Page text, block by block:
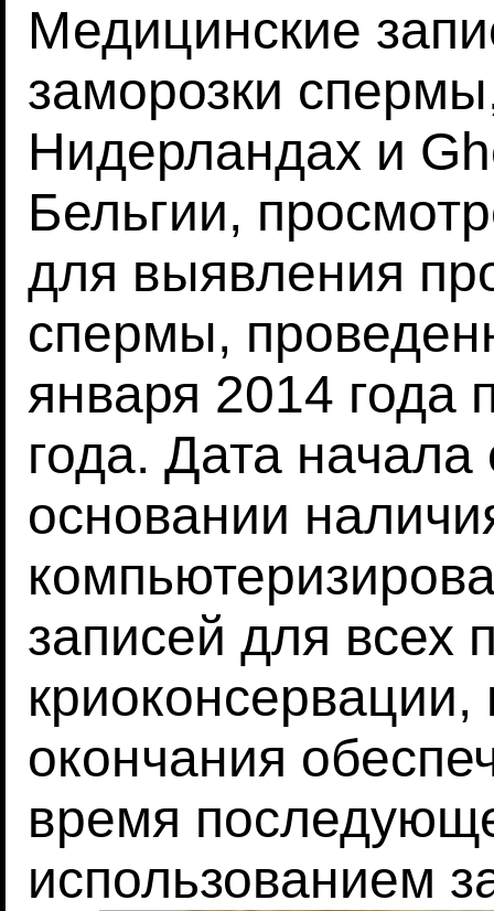
Медицинские
заморозки
Нидерландах и
Бельгии,
для выявления
спермы,
января 2014 года
года. Дата
основании
записей для всех
криоконсервации,
окончания
время
использованием